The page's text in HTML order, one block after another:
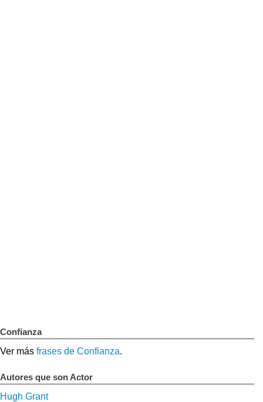
Confianza
Ver más frases de Confianza.
Autores que son Actor
Hugh Grant